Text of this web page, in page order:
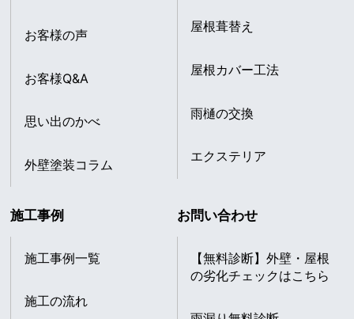
お客様の声
お客様Q&A
思い出のかべ
外壁塗装コラム
屋根葺替え
屋根カバー工法
雨樋の交換
エクステリア
施工事例
施工事例一覧
施工の流れ
お問い合わせ
【無料診断】外壁・屋根
の劣化チェックはこちら